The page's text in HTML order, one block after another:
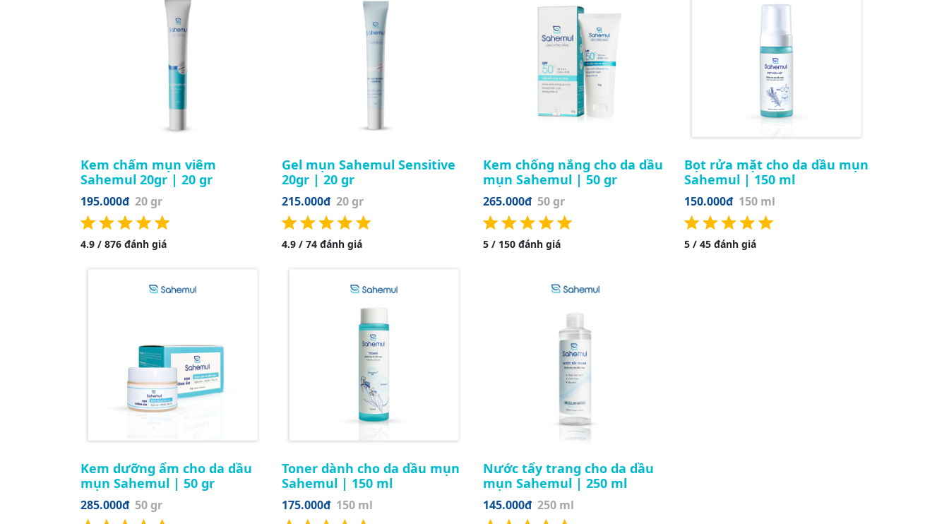
Kem chấm mụn viêm
Sahemul 20gr | 20 gr
195.000đ 20 gr
4.9 / 876 đánh giá
Gel mụn Sahemul Sensitive
20gr | 20 gr
215.000đ 20 gr
4.9 / 74 đánh giá
Kem chống nắng cho da dầu
mụn Sahemul | 50 gr
265.000đ 50 gr
5 / 150 đánh giá
Bọt rửa mặt cho da dầu mụn
Sahemul | 150 ml
150.000đ 150 ml
5 / 45 đánh giá
Kem dưỡng ẩm cho da dầu
mụn Sahemul | 50 gr
285.000đ 50 gr
Toner dành cho da dầu mụn
Sahemul | 150 ml
175.000đ 150 ml
Nước tẩy trang cho da dầu
mụn Sahemul | 250 ml
145.000đ 250 ml